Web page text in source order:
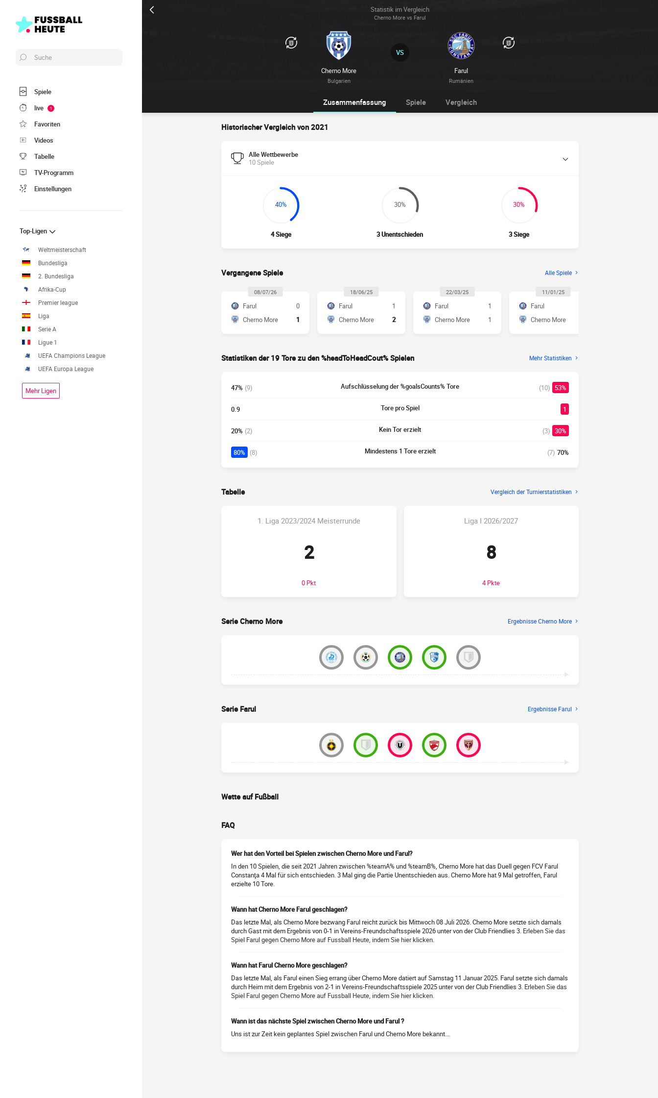
Statistik im Vergleich
Cherno More vs Farul
Cherno More
Bulgarien
Farul
Rumänien
VS
Suche
Spiele
live
1
Favoriten
Videos
Tabelle
TV-Programm
Einstellungen
Top-Ligen
Weltmeisterschaft
Bundesliga
2. Bundesliga
Afrika-Cup
Premier league
Liga
Serie A
Ligue 1
UEFA Champions League
UEFA Europa League
Mehr Ligen
Zusammenfassung Spiele Vergleich
Historischer Vergleich von 2021
Alle Wettbewerbe
10 Spiele
40%
4 Siege
30%
3 Unentschieden
30%
3 Siege
Vergangene Spiele Alle Spiele
08/07/26
Farul
0
Cherno More
1
18/06/25
Farul
1
Cherno More
2
22/03/25
Farul
1
Cherno More
1
11/01/25
Farul
Cherno More
Statistiken der 19 Tore zu den %headToHeadCout% Spielen Mehr Statistiken
47% (9) Aufschlüsselung der %goalsCounts% Tore (10) 53%
0.9 Tore pro Spiel 1
20% (2) Kein Tor erzielt (3) 30%
80% (8) Mindestens 1 Tore erzielt (7) 70%
Tabelle Vergleich der Turnierstatistiken
1. Liga 2023/2024 Meisterrunde
2
0 Pkt
Liga I 2026/2027
8
4 Pkte
Serie Cherno More Ergebnisse Cherno More
Serie Farul Ergebnisse Farul
Wette auf Fußball
FAQ
Wer hat den Vorteil bei Spielen zwischen Cherno More und Farul?
In den 10 Spielen, die seit 2021 Jahren zwischen %teamA% und %teamB%, Cherno More hat das Duell gegen FCV Farul
Constanţa 4 Mal für sich entschieden. 3 Mal ging die Partie Unentschieden aus. Cherno More hat 9 Mal getroffen, Farul
erzielte 10 Tore.
Wann hat Cherno More Farul geschlagen?
Das letzte Mal, als Cherno More bezwang Farul reicht zurück bis Mittwoch 08 Juli 2026. Cherno More setzte sich damals
durch Gast mit dem Ergebnis von 0-1 in Vereins-Freundschaftsspiele 2026 unter von der Club Friendlies 3. Erleben Sie das
Spiel Farul gegen Cherno More auf Fussball Heute, indem Sie hier klicken.
Wann hat Farul Cherno More geschlagen?
Das letzte Mal, als Farul einen Sieg errang über Cherno More datiert auf Samstag 11 Januar 2025. Farul setzte sich damals
durch Heim mit dem Ergebnis von 2-1 in Vereins-Freundschaftsspiele 2025 unter von der Club Friendlies 3. Erleben Sie das
Spiel Farul gegen Cherno More auf Fussball Heute, indem Sie hier klicken.
Wann ist das nächste Spiel zwischen Cherno More und Farul ?
Uns ist zur Zeit kein geplantes Spiel zwischen Farul und Cherno More bekannt...